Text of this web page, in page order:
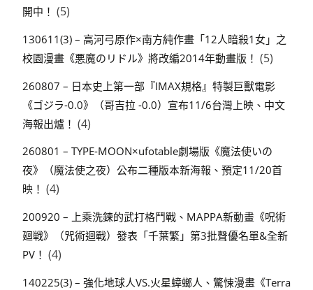
開中！ (5)
130611(3) – 高河弓原作×南方純作畫「12人暗殺1女」之
校園漫畫《悪魔のリドル》將改編2014年動畫版！ (5)
260807 – 日本史上第一部『IMAX規格』特製巨獸電影
《ゴジラ-0.0》（哥吉拉 -0.0）宣布11/6台灣上映、中文
海報出爐！ (4)
260801 – TYPE-MOON×ufotable劇場版《魔法使いの
夜》（魔法使之夜）公布二種版本新海報、預定11/20首
映！ (4)
200920 – 上乘洗鍊的武打格鬥戰、MAPPA新動畫《呪術
廻戦》（咒術迴戰）發表「千葉繁」第3批聲優名單&全新
PV！ (4)
140225(3) – 強化地球人VS.火星蟑螂人、驚悚漫畫《Terra